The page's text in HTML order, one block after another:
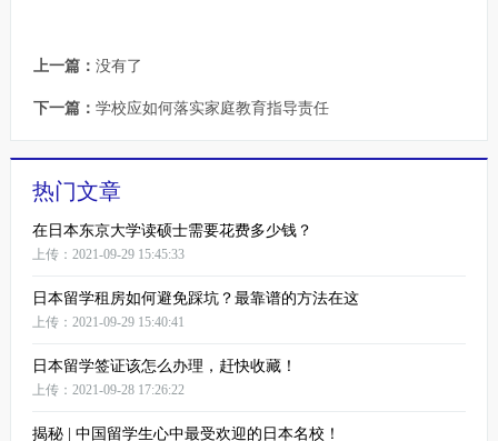
上一篇： 没有了
下一篇： 学校应如何落实家庭教育指导责任
热门文章
在日本东京大学读硕士需要花费多少钱？
上传：2021-09-29 15:45:33
日本留学租房如何避免踩坑？最靠谱的方法在这
上传：2021-09-29 15:40:41
日本留学签证该怎么办理，赶快收藏！
上传：2021-09-28 17:26:22
揭秘 | 中国留学生心中最受欢迎的日本名校！